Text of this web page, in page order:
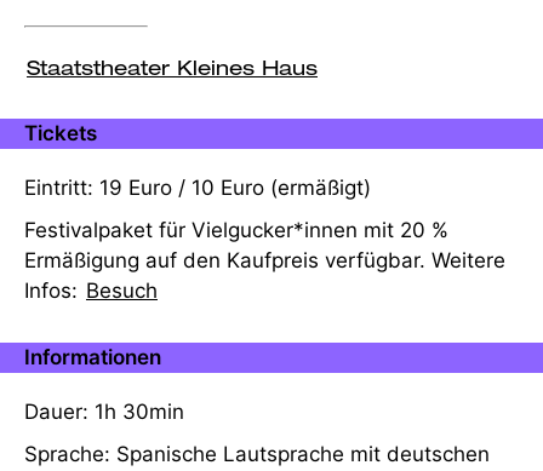
Staatstheater Kleines Haus
Tickets
Eintritt: 19 Euro / 10 Euro (ermäßigt)
Festivalpaket für Vielgucker*innen mit 20 %
Ermäßigung auf den Kaufpreis verfügbar. Weitere
Infos: Besuch
Informationen
Dauer: 1h 30min
Sprache: Spanische Lautsprache mit deutschen